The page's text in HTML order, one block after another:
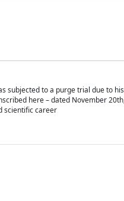
subjected to a purge trial due to
here – dated November
scientific career